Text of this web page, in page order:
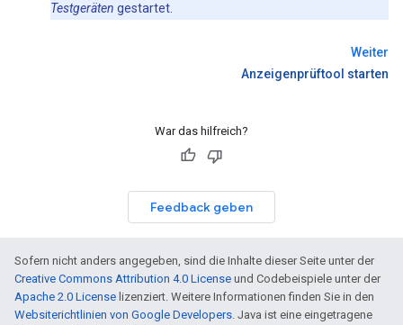
Testgeräten gestartet.
Weiter
Anzeigenprüftool starten
War das hilfreich?
Feedback geben
Sofern nicht anders angegeben, sind die Inhalte dieser Seite unter der
Creative Commons Attribution 4.0 License und Codebeispiele unter der
Apache 2.0 License lizenziert. Weitere Informationen finden Sie in den
Websiterichtlinien von Google Developers. Java ist eine eingetragene